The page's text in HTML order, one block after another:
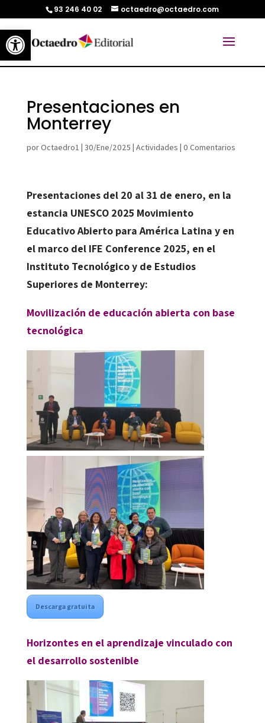
Abrir barra de herramientas
93 246 40 02 octaedro@octaedro.com
Presentaciones en
Monterrey
porOctaedro1 | 30/Ene/2025 | Actividades | 0 Comentarios
Presentaciones del 20 al 31 de enero, en la
estancia UNESCO 2025 Movimiento
Educativo Abierto para América Latina y en
el marco del IFE Conference 2025, en el
Instituto Tecnológico y de Estudios
Superiores de Monterrey:
Movilización de educación abierta con base
tecnológica
Descarga gratuita
Horizontes en el aprendizaje vinculado con
el desarrollo sostenible